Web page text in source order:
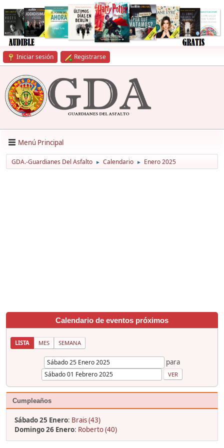
Iniciar sesión Registrarse
Menú Principal
GDA.-Guardianes Del Asfalto ► Calendario ► Enero 2025
Calendario de eventos próximos
LISTA MES SEMANA
para
Cumpleaños
Sábado 25 Enero: Brais (43)
Domingo 26 Enero: Roberto (40)